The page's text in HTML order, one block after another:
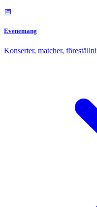
📅
Evenemang
Konserter, matcher,